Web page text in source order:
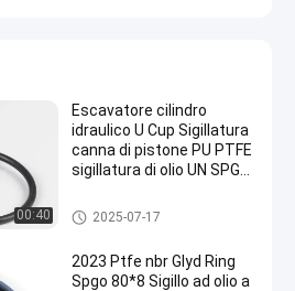
00:40
Escavatore cilindro
idraulico U Cup Sigillatura
canna di pistone PU PTFE
sigillatura di olio UN SPGO
Guarnizione del pistone
2025-07-17
2023 Ptfe nbr Glyd Ring
Spgo 80*8 Sigillo ad olio a